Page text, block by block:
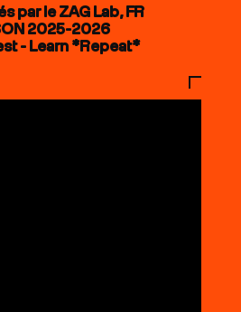
par le ZAG Lab, FR
2025-2026
- Learn *Repeat*